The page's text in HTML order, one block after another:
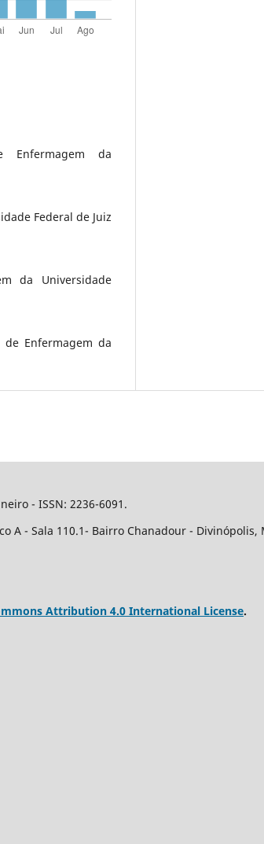
Enfermagem da
Federal de Juiz
da Universidade
de Enfermagem da
- ISSN: 2236-6091.
A - Sala 110.1- Bairro Chanadour - Divinópolis,
Attribution 4.0 International License.